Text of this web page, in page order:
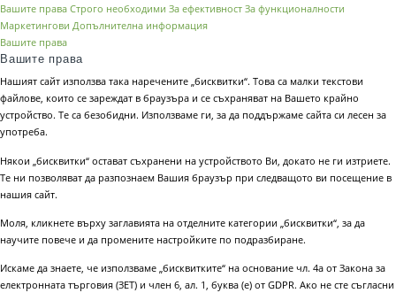
Вашите права Строго необходими За ефективност За функционалности
Маркетингови Допълнителна информация
Вашите права
Вашите права
Нашият сайт използва така наречените „бисквитки“. Това са малки текстови
файлове, които се зареждат в браузъра и се съхраняват на Вашето крайно
устройство. Те са безобидни. Използваме ги, за да поддържаме сайта си лесен за
употреба.
Някои „бисквитки“ остават съхранени на устройството Ви, докато не ги изтриете.
Те ни позволяват да разпознаем Вашия браузър при следващото ви посещение в
нашия сайт.
Моля, кликнете върху заглавията на отделните категории „бисквитки“, за да
научите повече и да промените настройките по подразбиране.
Искаме да знаете, че използваме „бисквитките“ на основание чл. 4а от Закона за
електронната търговия (ЗЕТ) и член 6, ал. 1, буква (е) от GDPR. Ако не сте съгласни